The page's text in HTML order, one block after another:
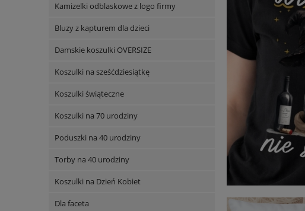
Kamizelki odblaskowe z logo firmy
Bluzy z kapturem dla dzieci
Damskie koszulki OVERSIZE
Koszulki na sześćdziesiątkę
Koszulki świąteczne
Koszulki na 70 urodziny
Poduszki na 40 urodziny
Torby na 40 urodziny
Koszulki na Dzień Kobiet
Dla faceta